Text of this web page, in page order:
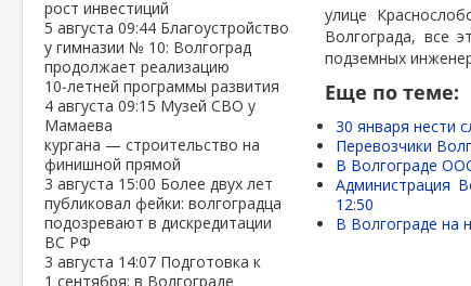
рост инвестиций
5 августа 09:44 Благоустройство
у гимназии № 10: Волгоград
продолжает реализацию
10‑летней программы развития
4 августа 09:15 Музей СВО у
Мамаева
кургана — строительство на
финишной прямой
3 августа 15:00 Более двух лет
публиковал фейки: волгоградца
подозревают в дискредитации
ВС РФ
3 августа 14:07 Подготовка к
1 сентября: в Волгограде
улице
Волгограда, все
подземных
Еще по теме:
30 января нести
Перевозчики
В Волгограде
Администрация
12:50
В Волгограде на